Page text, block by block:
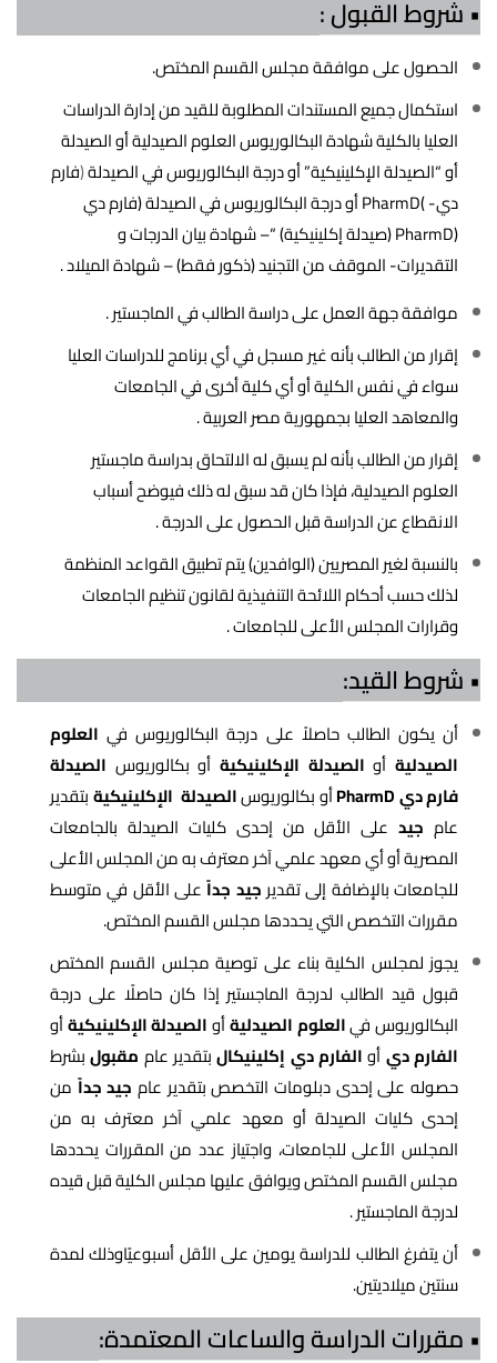
• شروط القبول :
الحصول على موافقة مجلس القسم المختص.
استكمال جميع المستندات المطلوبة للقيد من إدارة الدراسات
العليا بالكلية شهادة البكالوريوس العلوم الصيدلية أو الصيدلة
أو “الصيدلة الإكلينيكية” أو درجة البكالوريوس في الصيدلة(فارم
دي- )PharmD أو درجة البكالوريوس في الصيدلة (فارم دي
(PharmD (صيدلة إكلينيكية) “– شهادة بيان الدرجات و
التقديرات- الموقف من التجنيد (ذكور فقط) – شهادة الميلاد .
موافقة جهة العمل على دراسة الطالب في الماجستير .
إقرار من الطالب بأنه غير مسجل في أي برنامج للدراسات العليا
سواء في نفس الكلية أو أي كلية أخرى في الجامعات
والمعاهد العليا بجمهورية مصر العربية .
إقرار من الطالب بأنه لم يسبق له الالتحاق بدراسة ماجستير
العلوم الصيدلية، فإذا كان قد سبق له ذلك فيوضح أسباب
الانقطاع عن الدراسة قبل الحصول على الدرجة .
بالنسبة لغير المصريين (الوافدين) يتم تطبيق القواعد المنظمة
لذلك حسب أحكام اللائحة التنفيذية لقانون تنظيم الجامعات
وقرارات المجلس الأعلى للجامعات .
• شروط القيد:
أن يكون الطالب حاصلاً على درجة البكالوريوس في العلوم
الصيدليةأوالصيدلة الإكلينيكية أو بكالوريوس الصيدلة
فارم دي PharmD
أو بكالوريوسالصيدلة الإكلينيكيةبتقدير
عام جيدعلى الأقل من إحدى كليات الصيدلة بالجامعات
المصرية أو أي معهد علمي آخر معترف به من المجلس الأعلى
للجامعات بالإضافة إلى تقدير جيد جداًعلى الأقل في متوسط
مقررات التخصص التي يحددها مجلس القسم المختص.
يجوز لمجلس الكلية بناء على توصية مجلس القسم المختص
قبول قيد الطالب لدرجة الماجستير إذا كان حاصلًا على درجة
البكالوريوس فيالعلوم الصيدليةأوالصيدلة الإكلينيكيةأو
الفارم ديأوالفارم دي إكلينيكالبتقدير عام مقبولبشرط
حصوله على إحدى دبلومات التخصص بتقدير عام جيد جداً من
إحدى كليات الصيدلة أو معهد علمي آخر معترف به من
المجلس الأعلى للجامعات، واجتياز عدد من المقررات يحددها
مجلس القسم المختص ويوافق عليها مجلس الكلية قبل قيده
لدرجة الماجستير .
أن يتفرغ الطالب للدراسة يومين على الأقل أسبوعيًاوذلك لمدة
سنتين ميلاديتين.
• مقررات الدراسة والساعات المعتمدة: